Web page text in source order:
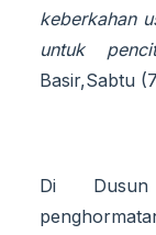
keberkahan
untuk
Basir,Sabtu
Di